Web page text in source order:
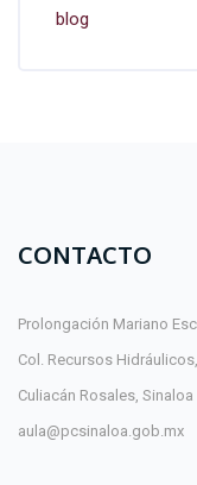
blog
CONTACTO
Prolongación Mariano
Col. Recursos
Culiacán Rosales, Sinaloa
aula@pcsinaloa.gob.mx